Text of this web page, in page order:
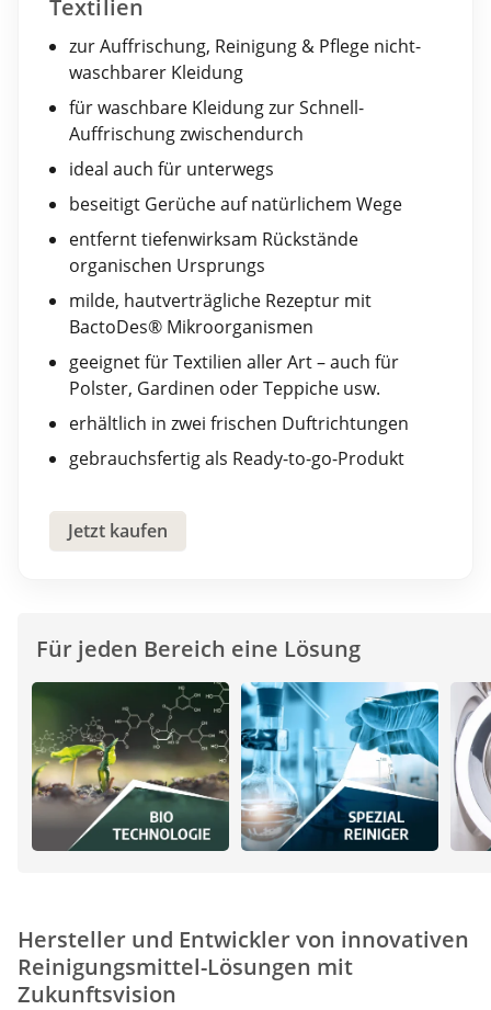
Textilien
zur Auffrischung, Reinigung & Pflege nicht-
waschbarer Kleidung
für waschbare Kleidung zur Schnell-
Auffrischung zwischendurch
ideal auch für unterwegs
beseitigt Gerüche auf natürlichem Wege
entfernt tiefenwirksam Rückstände
organischen Ursprungs
milde, hautverträgliche Rezeptur mit
BactoDes® Mikroorganismen
geeignet für Textilien aller Art – auch für
Polster, Gardinen oder Teppiche usw.
erhältlich in zwei frischen Duftrichtungen
gebrauchsfertig als Ready-to-go-Produkt
Jetzt kaufen
Für jeden Bereich eine Lösung
Hersteller und Entwickler von innovativen
Reinigungsmittel-Lösungen mit
Zukunftsvision